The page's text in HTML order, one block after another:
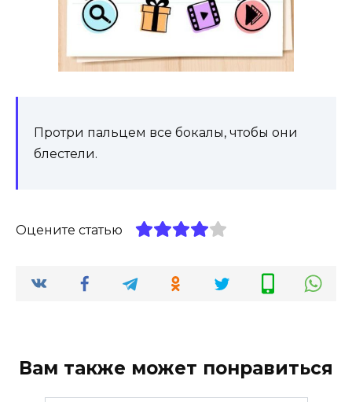
Протри пальцем все бокалы, чтобы они
блестели.
Оцените статью
Вам также может понравиться